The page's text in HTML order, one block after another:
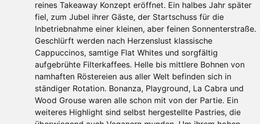
reines Takeaway Konzept eröffnet. Ein halbes Jahr später
fiel, zum Jubel ihrer Gäste, der Startschuss für die
Inbetriebnahme einer kleinen, aber feinen Sonnenterstraße.
Geschlürft werden nach Herzenslust klassische
Cappuccinos, samtige Flat Whites und sorgfältig
aufgebrühte Filterkaffees. Helle bis mittlere Bohnen von
namhaften Röstereien aus aller Welt befinden sich in
ständiger Rotation. Bonanza, Playground, La Cabra und
Wood Grouse waren alle schon mit von der Partie. Ein
weiteres Highlight sind selbst hergestellte Pastries, die